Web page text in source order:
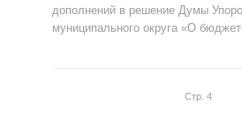
дополнений в решение Думы
муниципального округа «О
Стр. 4